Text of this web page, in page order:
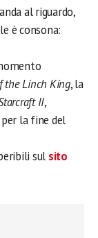
al riguardo,
è consona:
the Linch King, la
II,
la fine del
sul sito